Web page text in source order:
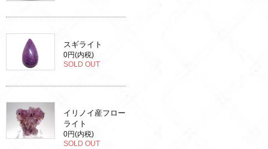
スギライト
0円(内税)
SOLD OUT
イリノイ産フロー
ライト
0円(内税)
SOLD OUT